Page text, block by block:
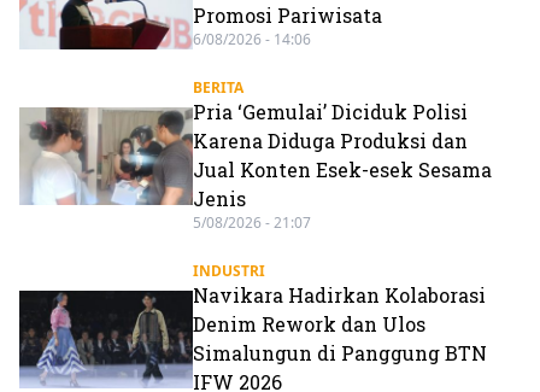
Promosi Pariwisata
6/08/2026 - 14:06
BERITA
Pria ‘Gemulai’ Diciduk Polisi
Karena Diduga Produksi dan
Jual Konten Esek-esek Sesama
Jenis
5/08/2026 - 21:07
INDUSTRI
Navikara Hadirkan Kolaborasi
Denim Rework dan Ulos
Simalungun di Panggung BTN
IFW 2026